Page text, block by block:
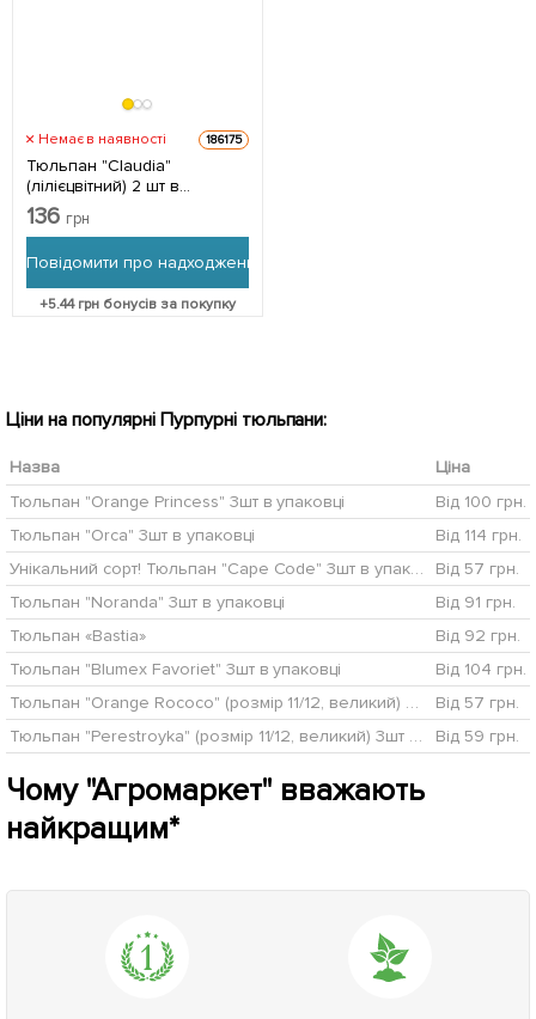
Немає в наявності 186175
Тюльпан "Claudia"
(лілієцвітний) 2 шт в
упаковці
136 грн
Повідомити про надходження
+5.44грн бонусів за покупку
Ціни на популярні Пурпурні тюльпани:
Назва
Ціна
Тюльпан "Orange Princess" 3шт в упаковці
Від 100 грн.
Тюльпан "Orca" 3шт в упаковці
Від 114 грн.
Унікальний сорт! Тюльпан "Cape Code" 3шт в упаковці
Від 57 грн.
Тюльпан "Noranda" 3шт в упаковці
Від 91 грн.
Тюльпан «Bastia»
Від 92 грн.
Тюльпан "Blumex Favoriet" 3шт в упаковці
Від 104 грн.
Тюльпан "Orange Rococo" (розмір 11/12, великий) 3шт в упаковці
Від 57 грн.
Тюльпан "Perestroyka" (розмір 11/12, великий) 3шт в упаковці
Від 59 грн.
Чому "Агромаркет" вважають
найкращим*